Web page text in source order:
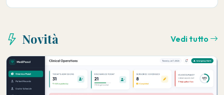
Novità Vedi tutto